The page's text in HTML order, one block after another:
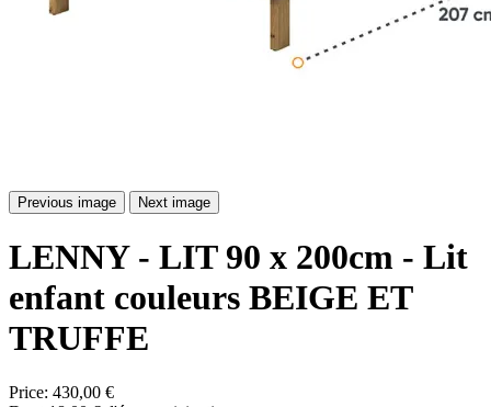
Previous image Next image
LENNY - LIT 90 x 200cm - Lit
enfant couleurs BEIGE ET
TRUFFE
Price: 430,00 €